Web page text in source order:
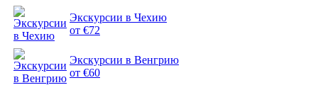
Экскурсии в Чехию
от €72
Экскурсии в Венгрию
от €60